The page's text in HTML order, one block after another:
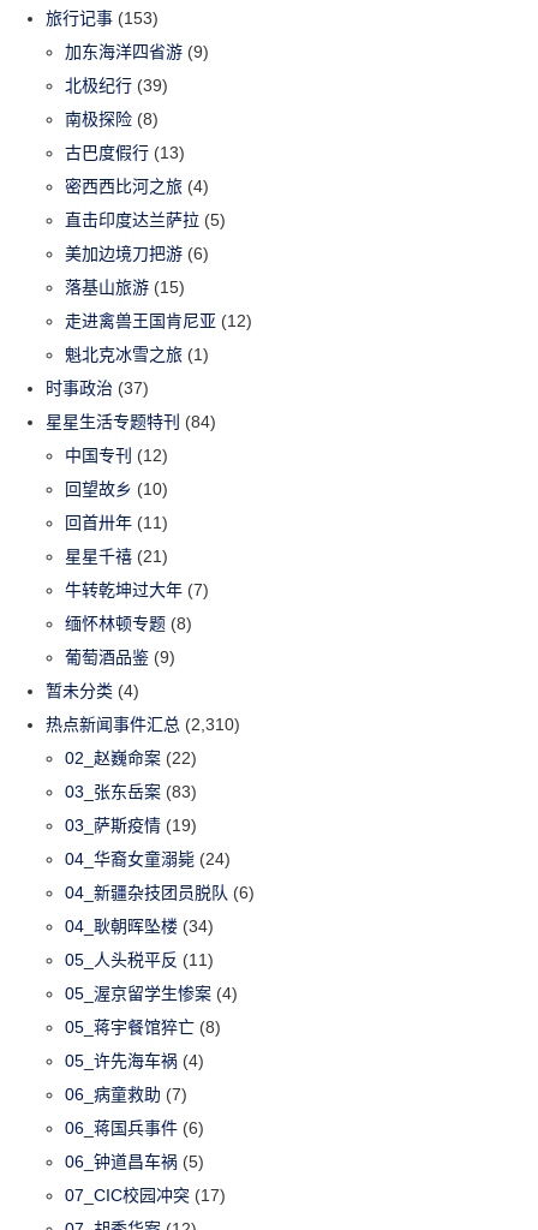
旅行记事 (153)
加东海洋四省游 (9)
北极纪行 (39)
南极探险 (8)
古巴度假行 (13)
密西西比河之旅 (4)
直击印度达兰萨拉 (5)
美加边境刀把游 (6)
落基山旅游 (15)
走进禽兽王国肯尼亚 (12)
魁北克冰雪之旅 (1)
时事政治 (37)
星星生活专题特刊 (84)
中国专刊 (12)
回望故乡 (10)
回首卅年 (11)
星星千禧 (21)
牛转乾坤过大年 (7)
缅怀林顿专题 (8)
葡萄酒品鉴 (9)
暂未分类 (4)
热点新闻事件汇总 (2,310)
02_赵巍命案 (22)
03_张东岳案 (83)
03_萨斯疫情 (19)
04_华裔女童溺毙 (24)
04_新疆杂技团员脱队 (6)
04_耿朝晖坠楼 (34)
05_人头税平反 (11)
05_渥京留学生惨案 (4)
05_蒋宇餐馆猝亡 (8)
05_许先海车祸 (4)
06_病童救助 (7)
06_蒋国兵事件 (6)
06_钟道昌车祸 (5)
07_CIC校园冲突 (17)